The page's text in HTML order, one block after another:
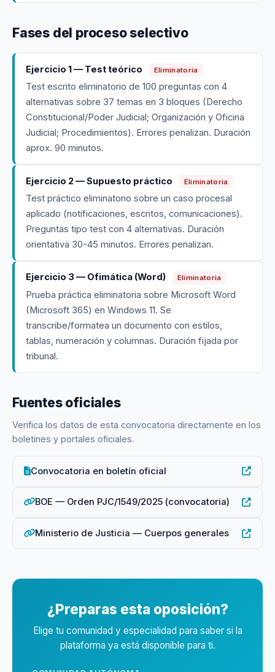
Fases del proceso selectivo
Ejercicio 1 — Test teórico Eliminatoria
Test escrito eliminatorio de 100 preguntas con 4
alternativas sobre 37 temas en 3 bloques (Derecho
Constitucional/Poder Judicial; Organización y Oficina
Judicial; Procedimientos). Errores penalizan. Duración
aprox. 90 minutos.
Ejercicio 2 — Supuesto práctico Eliminatoria
Test práctico eliminatorio sobre un caso procesal
aplicado (notificaciones, escritos, comunicaciones).
Preguntas tipo test con 4 alternativas. Duración
orientativa 30-45 minutos. Errores penalizan.
Ejercicio 3 — Ofimática (Word) Eliminatoria
Prueba práctica eliminatoria sobre Microsoft Word
(Microsoft 365) en Windows 11. Se
transcribe/formatea un documento con estilos,
tablas, numeración y columnas. Duración fijada por
tribunal.
Fuentes oficiales
Verifica los datos de esta convocatoria directamente en los
boletines y portales oficiales.
Convocatoria en boletín oficial
BOE — Orden PJC/1549/2025 (convocatoria)
Ministerio de Justicia — Cuerpos generales
¿Preparas esta oposición?
Elige tu comunidad y especialidad para saber si la
plataforma ya está disponible para ti.